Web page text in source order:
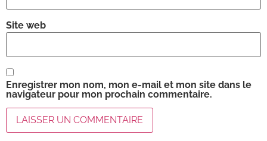
Site web
Enregistrer mon nom, mon e-mail et mon site dans le
navigateur pour mon prochain commentaire.